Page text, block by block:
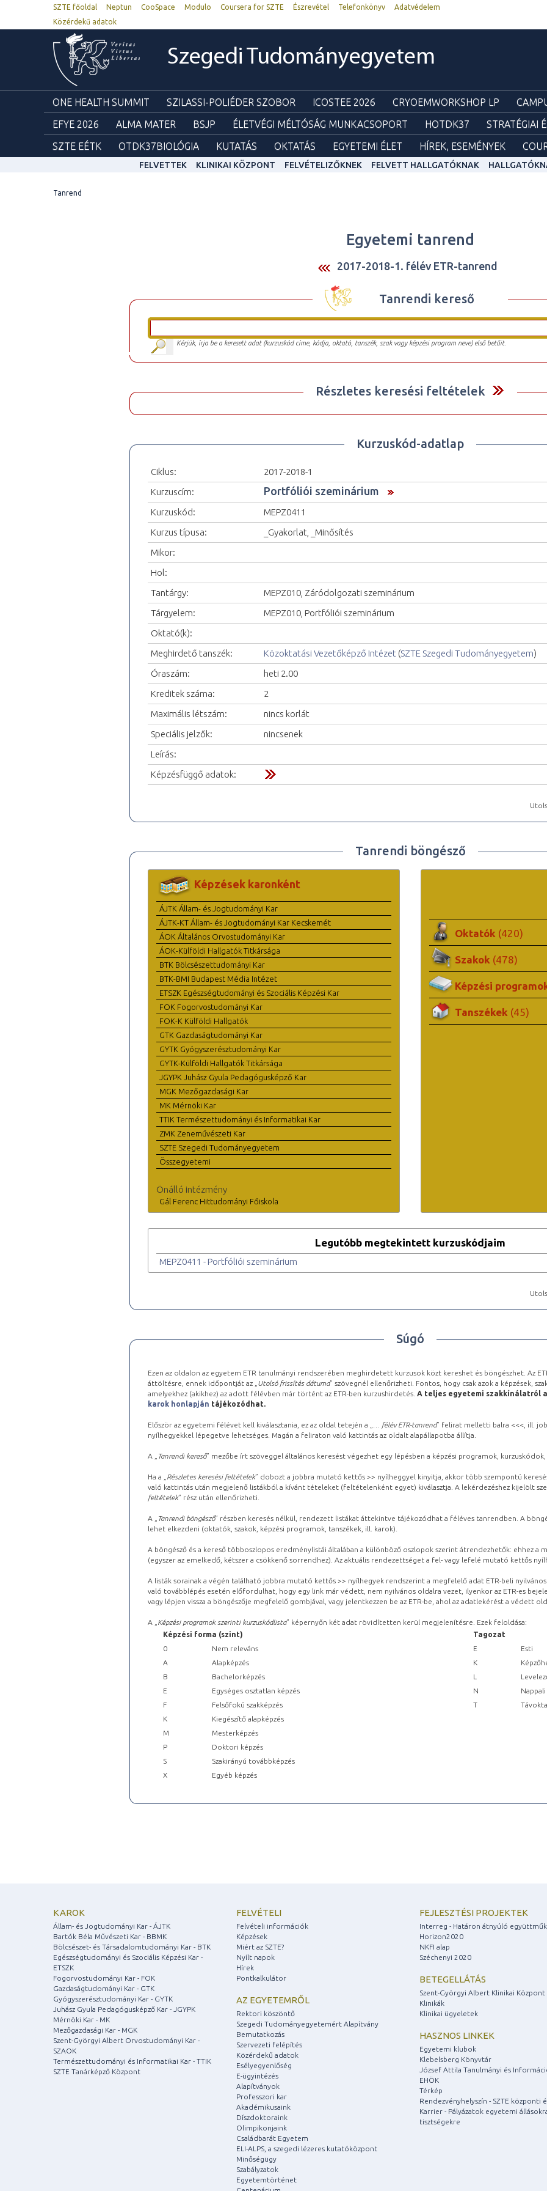
SZTE főoldal Neptun CooSpace Modulo Coursera for SZTE Észrevétel Telefonkönyv
Adatvédelem
Közérdekű adatok
Szegedi Tudományegyetem
ONE HEALTH SUMMIT SZILASSI-POLIÉDER SZOBOR ICOSTEE 2026 CRYOEMWORKSHOP LP
EFYE 2026
ALMA MATER BSJP ÉLETVÉGI MÉLTÓSÁG MUNKACSOPORT HOTDK37 STRATÉGIAI
SZTE EÉTK
OTDK37BIOLÓGIA KUTATÁS OKTATÁS EGYETEMI ÉLET HÍREK, ESEMÉNYEK
FELVETTEK KLINIKAI KÖZPONT FELVÉTELIZŐKNEK FELVETT HALLGATÓKNAK
Tanrend
Egyetemi tanrend
2017-2018-1. félév ETR-tanrend
Tanrendi kereső
Kérjük, írja be a keresett adat (kurzuskód címe, kódja, oktató, tanszék, szak vagy képzési program neve) első betűit.
Részletes keresési feltételek
Kurzuskód-adatlap
Ciklus:
2017-2018-1
Kurzuscím:
Portfóliói szeminárium
Kurzuskód:
MEPZ0411
Kurzus típusa:
_Gyakorlat, _Minősítés
Mikor:
Hol:
Tantárgy:
MEPZ010, Záródolgozati szeminárium
Tárgyelem:
MEPZ010, Portfóliói szeminárium
Oktató(k):
Meghirdető tanszék:
Közoktatási Vezetőképző Intézet (SZTE Szegedi Tudományegyetem)
Óraszám:
heti 2.00
Kreditek száma:
2
Maximális létszám:
nincs korlát
Speciális jelzők:
nincsenek
Leírás:
Képzésfüggő adatok:
Tanrendi böngésző
Képzések karonként
ÁJTK Állam- és Jogtudományi Kar
ÁJTK-KT Állam- és Jogtudományi Kar Kecskemét
ÁOK Általános Orvostudományi Kar
ÁOK-Külföldi Hallgatók Titkársága
BTK Bölcsészettudományi Kar
BTK-BMI Budapest Média Intézet
ETSZK Egészségtudományi és Szociális Képzési Kar
FOK Fogorvostudományi Kar
FOK-K Külföldi Hallgatók
GTK Gazdaságtudományi Kar
GYTK Gyógyszerésztudományi Kar
GYTK-Külföldi Hallgatók Titkársága
JGYPK Juhász Gyula Pedagógusképző Kar
MGK Mezőgazdasági Kar
MK Mérnöki Kar
TTIK Természettudományi és Informatikai Kar
ZMK Zeneművészeti Kar
SZTE Szegedi Tudományegyetem
Összegyetemi
Önálló intézmény
Gál Ferenc Hittudományi Főiskola
Oktatók (420)
Szakok (478)
Képzési
Tanszékek (45)
Legutóbb megtekintett kurzuskódjaim
MEPZ0411 - Portfóliói szeminárium
Súgó
Ezen az oldalon az egyetem ETR tanulmányi rendszerében meghirdetett kurzusok közt kereshet és böngészhet. Az
áttöltésre, ennek időpontját az „ Utolsó frissítés dátuma” szövegnél ellenőrizheti. Fontos, hogy csak azok a képzések,
amelyekhez (akikhez) az adott félévben már történt az ETR-ben kurzushirdetés. A teljes egyetemi szakkínálatról a
karok honlapján tájékozódhat.
Először az egyetemi félévet kell kiválasztania, ez az oldal tetején a „ … félév ETR-tanrend” felirat melletti balra <<<, ill.
nyílhegyekkel lépegetve lehetséges. Magán a feliraton való kattintás az oldalt alapállapotba állítja.
A „ Tanrendi kereső” mezőbe írt szöveggel általános keresést végezhet egy lépésben a képzési programok,
Ha a „ Részletes keresési feltételek” dobozt a jobbra mutató kettős >> nyílheggyel kinyitja, akkor több szempontú
való kattintás után megjelenő listákból a kívánt tételeket (feltételenként egyet) kiválasztja. A lekérdezéshez kijelölt
feltételek” rész után ellenőrizheti.
A „ Tanrendi böngésző” részben keresés nélkül, rendezett listákat áttekintve tájékozódhat a féléves tanrendben. A
lehet elkezdeni (oktatók, szakok, képzési programok, tanszékek, ill. karok).
A böngésző és a kereső többoszlopos eredménylistái általában a különböző oszlopok szerint átrendezhetők: ehhez a
(egyszer az emelkedő, kétszer a csökkenő sorrendhez). Az aktuális rendezettséget a fel- vagy lefelé mutató kettős
A listák sorainak a végén található jobbra mutató kettős >> nyílhegyek rendszerint a megfelelő adat ETR-beli
való továbblépés esetén előfordulhat, hogy egy link már védett, nem nyilvános oldalra vezet, ilyenkor az ETR-es
vagy lépjen vissza a böngészője megfelelő gombjával, vagy jelentkezzen be az ETR-be, ahol az adatlekérést a védett
A „ Képzési programok szerinti kurzuskódlista” képernyőn két adat rövidítetten kerül megjelenítésre. Ezek feloldása:
Képzési forma (szint)
Tagozat
0
Nem releváns E
Esti
A
Alapképzés K
B
Bachelorképzés L
E
Egységes osztatlan képzés N
Nappali
F
Felsőfokú szakképzés T
K
Kiegészítő alapképzés
M
Mesterképzés
P
Doktori képzés
S
Szakirányú továbbképzés
X
Egyéb képzés
KAROK
Állam- és Jogtudományi Kar - ÁJTK
Bartók Béla Művészeti Kar - BBMK
Bölcsészet- és Társadalomtudományi Kar - BTK
Egészségtudományi és Szociális Képzési Kar -
ETSZK
Fogorvostudományi Kar - FOK
Gazdaságtudományi Kar - GTK
Gyógyszerésztudományi Kar - GYTK
Juhász Gyula Pedagógusképző Kar - JGYPK
Mérnöki Kar - MK
Mezőgazdasági Kar - MGK
Szent-Györgyi Albert Orvostudományi Kar -
SZAOK
Természettudományi és Informatikai Kar - TTIK
SZTE Tanárképző Központ
FELVÉTELI
Felvételi információk
Képzések
Miért az SZTE?
Nyílt napok
Hírek
Pontkalkulátor
AZ EGYETEMRŐL
Rektori köszöntő
Szegedi Tudományegyetemért Alapítvány
Bemutatkozás
Szervezeti felépítés
Közérdekű adatok
Esélyegyenlőség
E-ügyintézés
Alapítványok
Professzori kar
Akadémikusaink
Díszdoktoraink
Olimpikonjaink
Családbarát Egyetem
ELI-ALPS, a szegedi lézeres kutatóközpont
Minőségügy
Szabályzatok
Egyetemtörténet
FEJLESZTÉSI PROJEKTEK
Interreg - Határon átnyúló
Horizon2020
NKFI alap
Széchenyi 2020
BETEGELLÁTÁS
Szent-Györgyi Albert Klinikai Központ
Klinikák
Klinikai ügyeletek
HASZNOS LINKEK
Egyetemi klubok
Klebelsberg Könyvtár
József Attila Tanulmányi és
EHÖK
Térkép
Rendezvényhelyszín - SZTE központi
Karrier - Pályázatok egyetemi
tisztségekre